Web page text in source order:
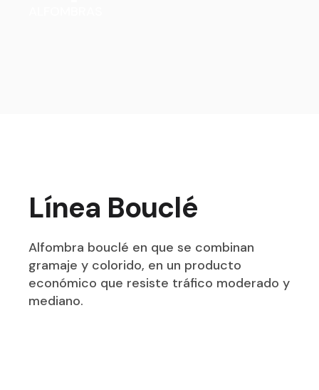
Línea Bouclé
Alfombra bouclé en que se combinan
gramaje y colorido, en un producto
económico que resiste tráfico moderado y
mediano.